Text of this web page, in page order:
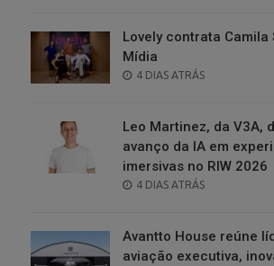
Lovely contrata Camila
Mídia
POSTED
4 DIAS ATRÁS
Leo Martinez, da V3A,
avanço da IA em
imersivas no RIW 2026
POSTED
4 DIAS ATRÁS
Avantto House reúne
aviação executiva,